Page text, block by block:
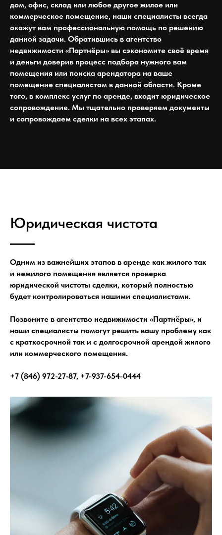
дом, офис, склад или любое другое жилое или
коммерческое помещение, наши специалисты всегда
окажут вам профессиональную помощь по решению
данной задачи. Обратившись в агентство
недвижимости «Партнёры» вы сэкономите своё время
и деньги доверив процесс подбора нужного вам
помещения или поиска арендатора на ваше
помещение специалистам в данной области. Кроме
того, в комплекс услуг по аренде, входит юридическое
сопровождение. Мы тщательно проверяем документы
и сопровождаем сделки на всех этапах.
Юридическая чистота
⁠Одним из важнейших этапов в аренде как жилого так
и нежилого помещения является проверка
юридической чистоты сделки, который полностью
будет контролироваться нашими специалистами.
Позвоните в агентство недвижимости «Партнёры», и
наши специалисты помогут решить вашу проблему как
с краткосрочной так и с долгосрочной арендой жилого
или коммерческого помещения.
+7 (846) 972-27-87, +7-937-654-0444